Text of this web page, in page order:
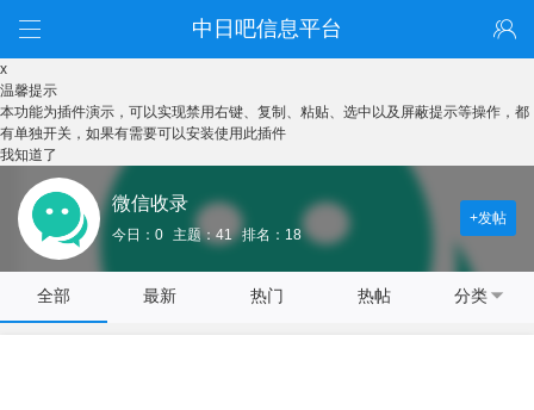
中日吧信息平台
x
温馨提示
本功能为插件演示，可以实现禁用右键、复制、粘贴、选中以及屏蔽提示等操作，都
有单独开关，如果有需要可以安装使用此插件
我知道了
微信收录
今日：0 主题：41 排名：18
+发帖
全部 最新 热门 热帖 分类